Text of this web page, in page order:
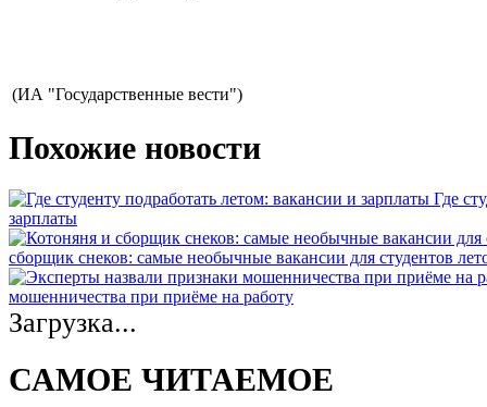
(ИА "Государственные вести")
Похожие новости
Где
зарплаты
сборщик снеков: самые необычные вакансии для студентов
мошенничества при приёме на работу
Загрузка...
САМОЕ ЧИТАЕМОЕ